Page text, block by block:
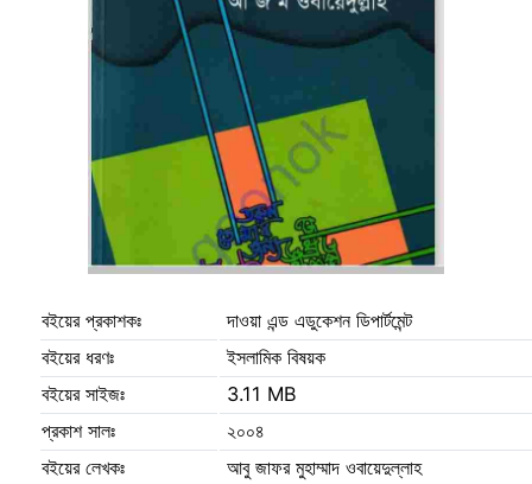
বইয়ের প্রকাশকঃ
দাওয়া এন্ড এডুকেশন ডিপার্টমেন্ট
বইয়ের ধরণঃ
ইসলামিক বিষয়ক
বইয়ের সাইজঃ
3.11 MB
প্রকাশ সালঃ
২০০৪
বইয়ের লেখকঃ
আবু জাফর মুহাম্মাদ ওবায়েদুল্লাহ